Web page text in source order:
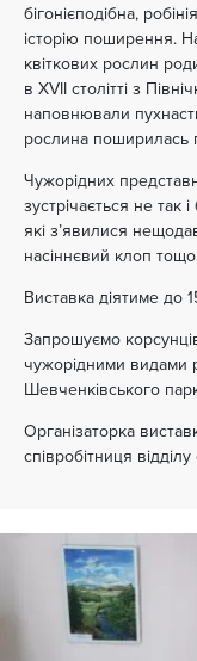
бігонієподібна,
історію поширення.
квіткових рослин
в ХVІІ столітті з
наповнювали
рослина поширилась
Чужорідних
зустрічається не
які з’явилися
насіннєвий клоп
Виставка діятиме до
Запрошуємо
чужорідними видами
Шевченківського
Організаторка
співробітниця